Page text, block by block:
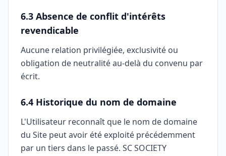
6.3 Absence de conflit d'intérêts
revendicable
Aucune relation privilégiée, exclusivité ou
obligation de neutralité au-delà du convenu par
écrit.
6.4 Historique du nom de domaine
L'Utilisateur reconnaît que le nom de domaine
du Site peut avoir été exploité précédemment
par un tiers dans le passé. SC SOCIETY